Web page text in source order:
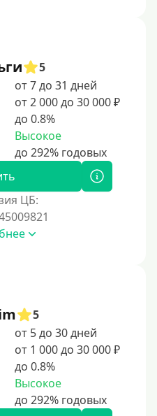
5
от 7 до 31 дней
от 2 000 до 30 000 ₽
до 0.8%
Высокое
ЦБ:
5
от 5 до 30 дней
от 1 000 до 30 000 ₽
до 0.8%
Высокое